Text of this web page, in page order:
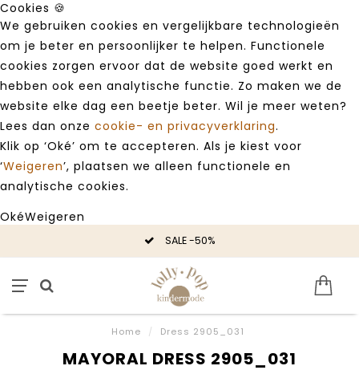
Cookies 🍪
We gebruiken cookies en vergelijkbare technologieën
om je beter en persoonlijker te helpen. Functionele
cookies zorgen ervoor dat de website goed werkt en
hebben ook een analytische functie. Zo maken we de
website elke dag een beetje beter. Wil je meer weten?
Lees dan onze cookie- en privacyverklaring.
Klik op ‘Oké’ om te accepteren. Als je kiest voor
‘Weigeren’, plaatsen we alleen functionele en
analytische cookies.
OkéWeigeren
SALE -50%
Home / Dress 2905_031
MAYORAL DRESS 2905_031